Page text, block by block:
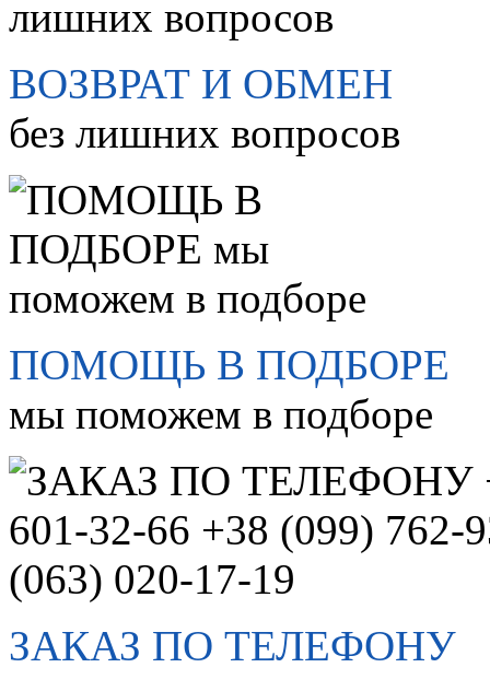
ВОЗВРАТ И ОБМЕН
без лишних вопросов
ПОМОЩЬ В ПОДБОРЕ
мы поможем в подборе
ЗАКАЗ ПО ТЕЛЕФОНУ